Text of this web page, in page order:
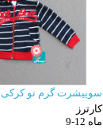
سوییشرت گرم تو کرکی
کارترز
9-12 ماه